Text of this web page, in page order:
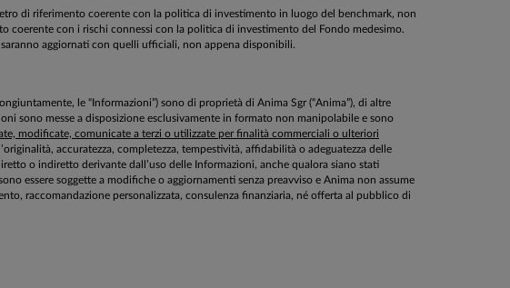
di riferimento coerente con la politica di investimento in luogo del benchmark, non
coerente con i rischi connessi con la politica di investimento del Fondo medesimo.
aggiornati con quelli ufficiali, non appena disponibili.
le “Informazioni”) sono di proprietà di Anima Sgr (“Anima”), di altre
sono messe a disposizione esclusivamente in formato non manipolabile e sono
modificate, comunicate a terzi o utilizzate per finalità commerciali o ulteriori
accuratezza, completezza, tempestività, affidabilità o adeguatezza delle
o indiretto derivante dall’uso delle Informazioni, anche qualora siano stati
essere soggette a modifiche o aggiornamenti senza preavviso e Anima non assume
raccomandazione personalizzata, consulenza finanziaria, né offerta al pubblico di